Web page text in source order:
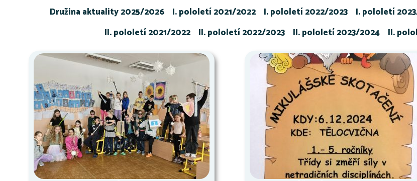
Družina aktuality 2025/2026
I. pololetí 2021/2022 I. pololetí 2022/2023 I. pololetí
II. pololetí 2021/2022
II. pololetí 2022/2023 II. pololetí 2023/2024 II.